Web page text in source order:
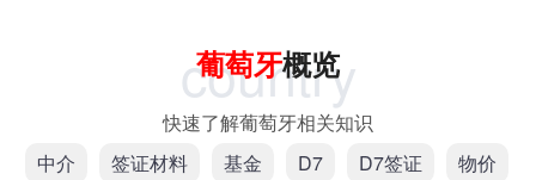
葡萄牙概览
country
快速了解葡萄牙相关知识
中介
签证材料 基金 D7 D7签证
物价